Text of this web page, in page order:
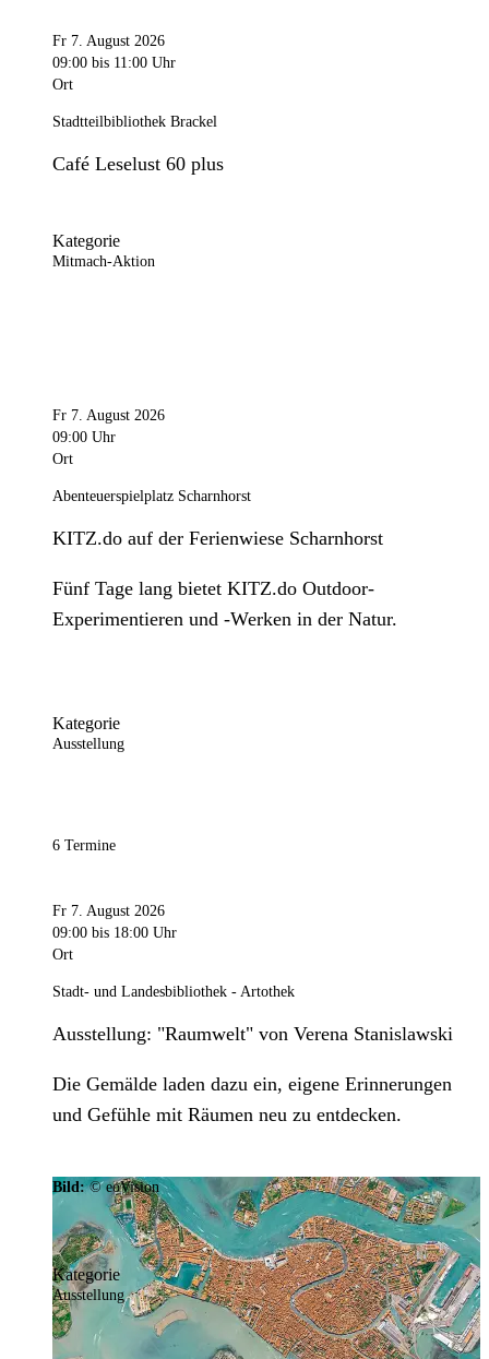
Fr 7. August 2026
09:00 bis 11:00 Uhr
Ort
Stadtteilbibliothek Brackel
Café Leselust 60 plus
Kategorie
Mitmach-Aktion
Fr 7. August 2026
09:00 Uhr
Ort
Abenteuerspielplatz Scharnhorst
KITZ.do auf der Ferienwiese Scharnhorst
Fünf Tage lang bietet KITZ.do Outdoor-
Experimentieren und -Werken in der Natur.
Kategorie
Ausstellung
6 Termine
Fr 7. August 2026
09:00 bis 18:00 Uhr
Ort
Stadt- und Landesbibliothek - Artothek
Ausstellung: "Raumwelt" von Verena Stanislawski
Die Gemälde laden dazu ein, eigene Erinnerungen
und Gefühle mit Räumen neu zu entdecken.
Bild:© eoVision
Kategorie
Ausstellung